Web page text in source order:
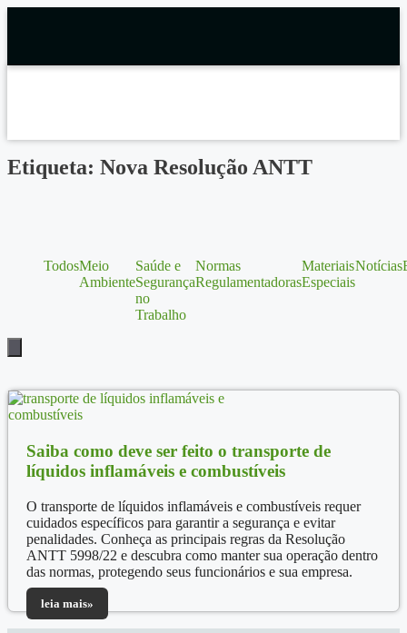
Etiqueta: Nova Resolução ANTT
TodosMeio
Ambiente
Saúde e
Segurança
no
Trabalho
Normas
Regulamentadoras
Materiais
Especiais
Notícias
Saiba como deve ser feito o transporte de
líquidos inflamáveis e combustíveis
O transporte de líquidos inflamáveis e combustíveis requer
cuidados específicos para garantir a segurança e evitar
penalidades. Conheça as principais regras da Resolução
ANTT 5998/22 e descubra como manter sua operação dentro
das normas, protegendo seus funcionários e sua empresa.
leia mais»